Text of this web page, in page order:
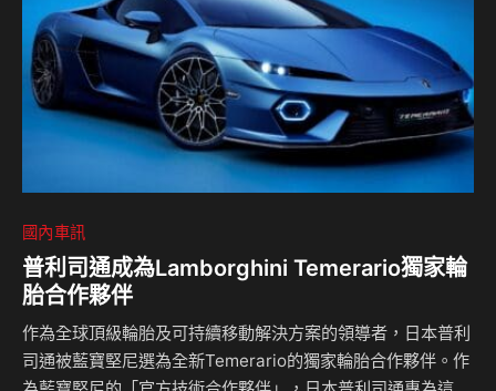
上的表現。 活動現場由Honda Marine技術團隊示範船外機的
日常維護流程，內容涵蓋機油油…
國內車訊
普利司通成為Lamborghini Temerario獨家輪
胎合作夥伴
作為全球頂級輪胎及可持續移動解決方案的領導者，日本普利
司通被藍寶堅尼選為全新Temerario的獨家輪胎合作夥伴。作